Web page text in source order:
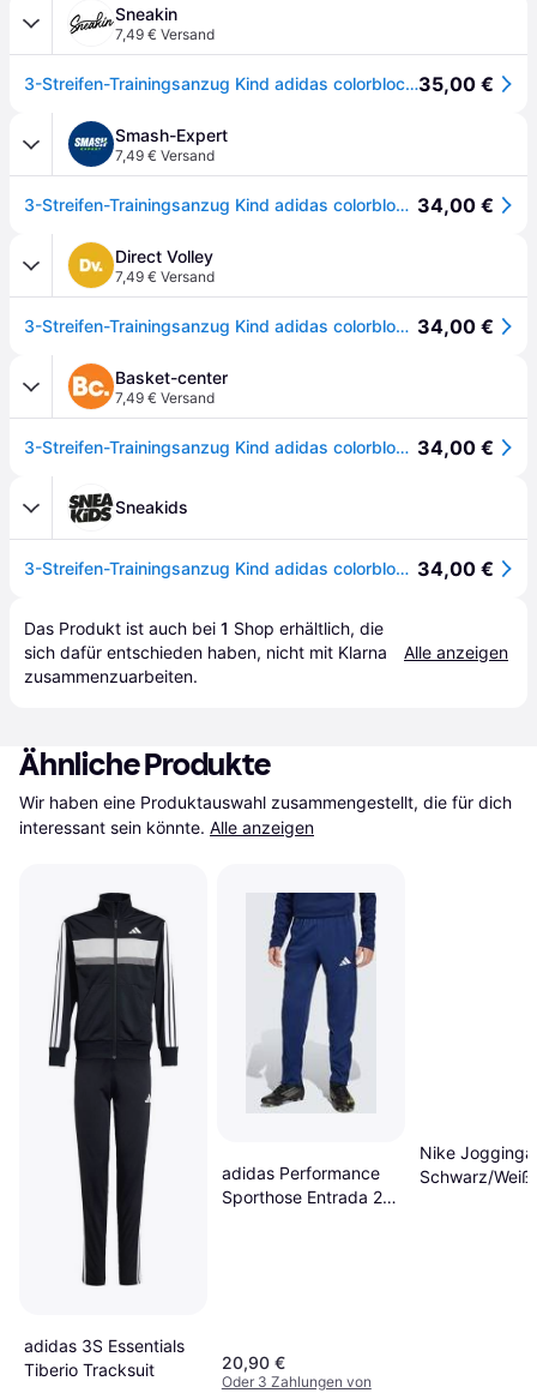
Sneakin
7,49 € Versand
3-Streifen-Trainingsanzug Kind adidas colorblock Tiberio35,00 €
Smash-Expert
7,49 € Versand
3-Streifen-Trainingsanzug Kind adidas colorblock Tiberio 34,00 €
Direct Volley
7,49 € Versand
3-Streifen-Trainingsanzug Kind adidas colorblock Tiberio 34,00 €
Basket-center
7,49 € Versand
3-Streifen-Trainingsanzug Kind adidas colorblock Tiberio 34,00 €
Sneakids
3-Streifen-Trainingsanzug Kind adidas colorblock Tiberio 34,00 €
Das Produkt ist auch bei 1 Shop erhältlich, die
sich dafür entschieden haben, nicht mit Klarna
zusammenzuarbeiten.
Alle anzeigen
Ähnliche Produkte
Wir haben eine Produktauswahl zusammengestellt, die für dich
interessant sein könnte. Alle anzeigen
adidas 3S Essentials
Tiberio Tracksuit
adidas Performance
Sporthose Entrada 26
20,90 €
Oder 3 Zahlungen von
Nike
Schwarz/Weiß